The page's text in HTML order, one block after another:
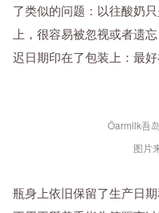
了类似的问题：以往酸奶
上，很容易被忽视或者遗
迟日期印在了包装上：最
Öarmilk吾
图片
瓶身上依旧保留了生产日